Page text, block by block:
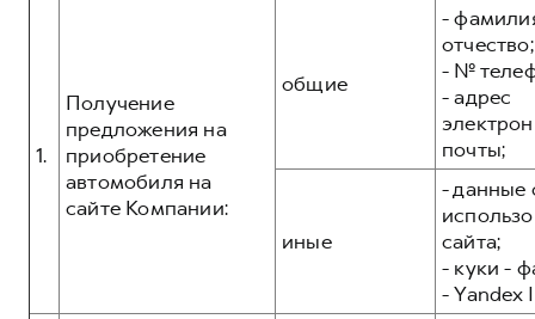
Коллекция CITY
Коллекция Базовая
Коллекция Детская
Коллекция Детская
1.
Получение
предложения на
приобретение
автомобиля на
сайте Компании:
общие
-
отчество;
- №
- адрес
почты;
иные
- данные
сайта;
- куки -
- Yandex